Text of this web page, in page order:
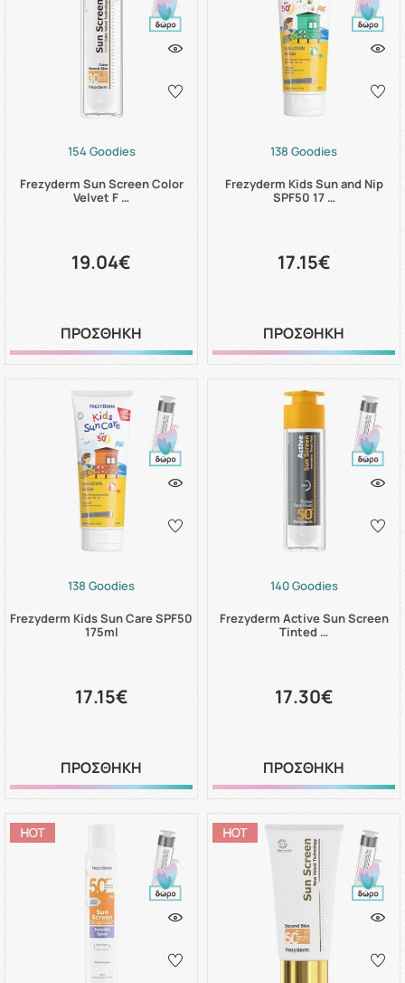
154 Goodies
Frezyderm Sun Screen Color
Velvet F …
19.04€
ΠΡΟΣΘΗΚΗ
138 Goodies
Frezyderm Kids Sun and Nip
SPF50 17 …
17.15€
ΠΡΟΣΘΗΚΗ
138 Goodies
Frezyderm Kids Sun Care SPF50
175ml
17.15€
ΠΡΟΣΘΗΚΗ
140 Goodies
Frezyderm Active Sun Screen
Tinted …
17.30€
ΠΡΟΣΘΗΚΗ